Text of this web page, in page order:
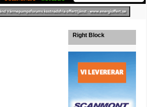
Right Block